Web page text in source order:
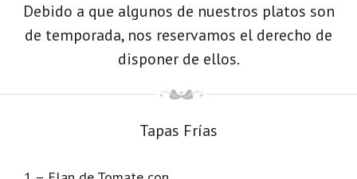
Debido a que algunos de nuestros platos son
de temporada, nos reservamos el derecho de
disponer de ellos.
Tapas Frías